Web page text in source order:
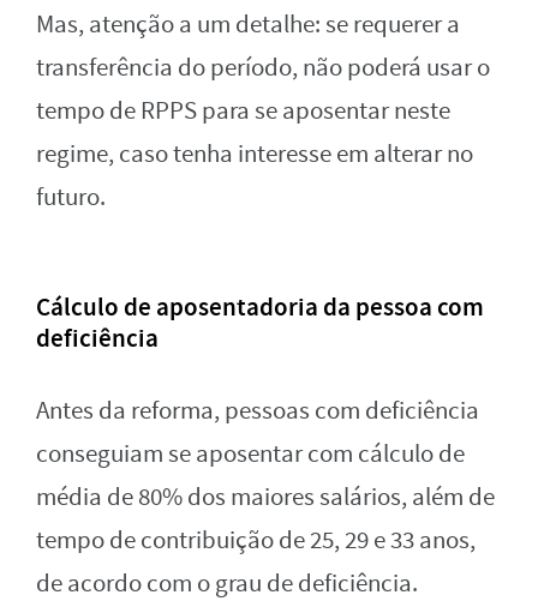
Mas, atenção a um detalhe: se requerer a
transferência do período, não poderá usar o
tempo de RPPS para se aposentar neste
regime, caso tenha interesse em alterar no
futuro.
Cálculo de aposentadoria da pessoa com
deficiência
Antes da reforma, pessoas com deficiência
conseguiam se aposentar com cálculo de
média de 80% dos maiores salários, além de
tempo de contribuição de 25, 29 e 33 anos,
de acordo com o grau de deficiência.